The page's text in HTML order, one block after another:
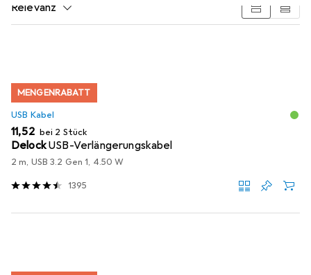
Relevanz
MENGENRABATT
USB Kabel
EUR
11,52 bei 2 Stück
DelockUSB-Verlängerungskabel
2 m, USB 3.2 Gen 1, 4.50 W
1395